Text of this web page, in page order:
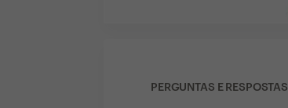
PERGUNTAS E RESPOSTAS